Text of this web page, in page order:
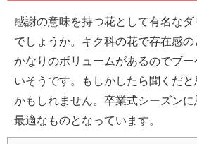
感謝の意味を持つ花として有名な
でしょうか。キク科の花で存在感
かなりのボリュームがあるのでブ
いそうです。もしかしたら聞くだ
かもしれません。卒業式シーズン
最適なものとなっています。